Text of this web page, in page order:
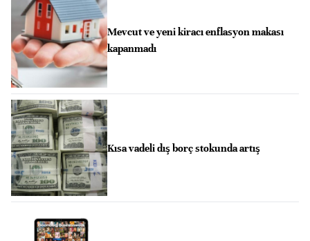
Mevcut ve yeni kiracı enflasyon makası
kapanmadı
Kısa vadeli dış borç stokunda artış